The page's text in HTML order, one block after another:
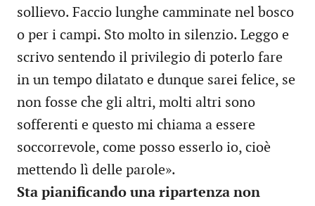
sollievo. Faccio lunghe camminate nel bosco
o per i campi. Sto molto in silenzio. Leggo e
scrivo sentendo il privilegio di poterlo fare
in un tempo dilatato e dunque sarei felice, se
non fosse che gli altri, molti altri sono
sofferenti e questo mi chiama a essere
soccorrevole, come posso esserlo io, cioè
mettendo lì delle parole».
Sta pianificando una ripartenza non